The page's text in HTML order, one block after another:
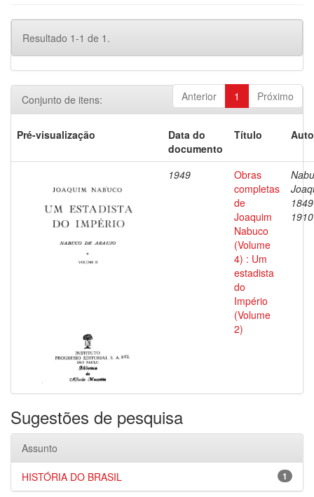
Resultado 1-1 de 1.
Anterior 1 Próximo
Conjunto de itens:
Pré-visualização
Data do
documento
Título
1949
Obras
completas
de
Joaquim
Nabuco
(Volume
4) : Um
estadista
do
Império
(Volume
2)
1910
Sugestões de pesquisa
Assunto
1
HISTÓRIA DO BRASIL